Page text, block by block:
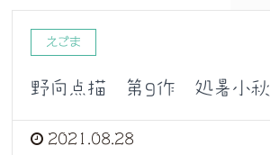
えごま
野向点描 第9作 処暑小秋
2021.08.28